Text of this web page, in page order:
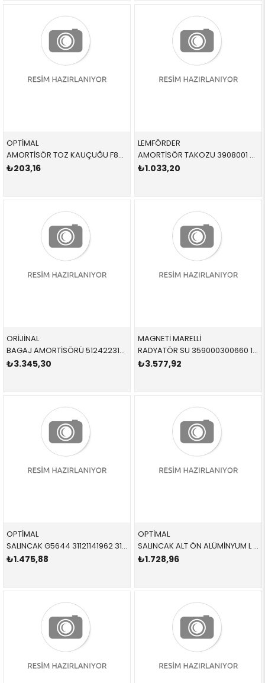
OPTİMAL
AMORTİSÖR TOZ KAUÇUĞU F85869 31331140140 31331140140 E32,E34,E36,E39,E38,E31 1.8,2.0,3.0,4.0 ÖN SAĞ-SOL 1982-2003
₺203,16
LEMFÖRDER
AMORTİSÖR TAKOZU 3908001 31331139452 31331139452 E34,E24,E28,E30 1.6,1.8,2.0,2.4,2.5,M3 ÖN SAĞ-SOL 1980-1995
₺1.033,20
ORİJİNAL
BAGAJ AMORTİSÖRÜ 51242231663 51242231663 51242231663 E46,E34 ARKA SAĞ-SOL 1991-2003
₺3.345,30
MAGNETİ MARELLİ
RADYATÖR SU 359000300660 17111719306 17111719306 E34 1.8,2.0 DÜZ - AC Lİ Küçük tip 1989-1996 440/439/32 MM
₺3.577,92
OPTİMAL
SALINCAK G5644 31121141962 31121141962 E39 3.5,4.0 ÖN-ALT SAĞ 1996-2004
₺1.475,88
OPTİMAL
SALINCAK ALT ÖN ALÜMİNYUM L G5508 31121139987 31121139987 E34,E32 SOL 1990-1996
₺1.728,96